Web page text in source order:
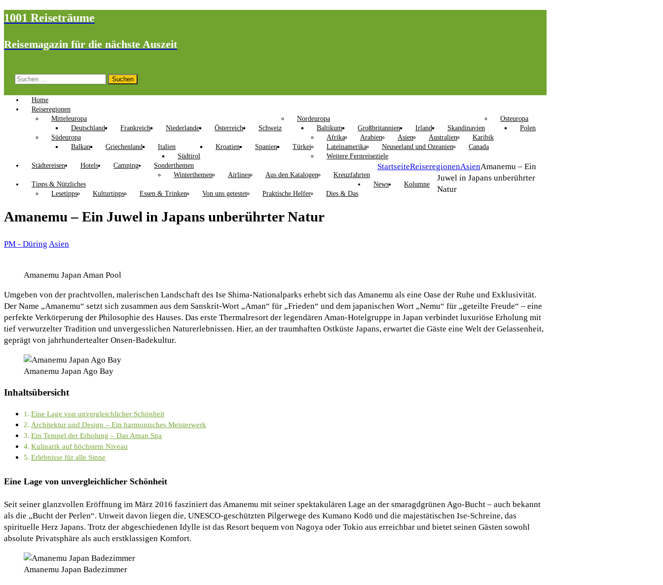
1001 Reiseträume
Reisemagazin für die nächste Auszeit
Suchen
Home
Reiseregionen
Mitteleuropa
Deutschland
Frankreich Niederlande Österreich Schweiz
Nordeuropa
Baltikum
Großbritannien Irland Skandinavien
Osteuropa
Polen
Südeuropa
Balkan
Griechenland
Italien
Südtirol
Kroatien Spanien Türkei
Afrika Arabien Asien Australien
Karibik
Lateinamerika
Neuseeland und Ozeanien
Canada
Weitere Fernreiseziele
Städtereisen
Hotels Camping
Sonderthemen
Winterthemen
Airlines Aus den Katalogen
Kreuzfahrten
Tipps & Nützliches
Lesetipps
Kulturtipps Essen & Trinken Von uns getestet Praktische Helfer Dies & Das
News Kolumne
StartseiteReiseregionenAsienAmanemu – Ein
Juwel in Japans unberührter
Natur
Amanemu – Ein Juwel in Japans unberührter Natur
PM - Düring Asien
Amanemu Japan Aman Pool
Umgeben von der prachtvollen, malerischen Landschaft des Ise Shima-Nationalparks erhebt sich das Amanemu als eine Oase der Ruhe und Exklusivität.
Der Name „Amanemu“ setzt sich zusammen aus dem Sanskrit-Wort „Aman“ für „Frieden“ und dem japanischen Wort „Nemu“ für „geteilte Freude“ – eine
perfekte Verkörperung der Philosophie des Hauses. Das erste Thermalresort der legendären Aman-Hotelgruppe in Japan verbindet luxuriöse Erholung mit
tief verwurzelter Tradition und unvergesslichen Naturerlebnissen. Hier, an der traumhaften Ostküste Japans, erwartet die Gäste eine Welt der Gelassenheit,
geprägt von jahrhundertealter Onsen-Badekultur.
Amanemu Japan Ago Bay
Inhaltsübersicht
Eine Lage von unvergleichlicher Schönheit
Architektur und Design – Ein harmonisches Meisterwerk
Ein Tempel der Erholung – Das Aman Spa
Kulinarik auf höchstem Niveau
Erlebnisse für alle Sinne
Eine Lage von unvergleichlicher Schönheit
Seit seiner glanzvollen Eröffnung im März 2016 fasziniert das Amanemu mit seiner spektakulären Lage an der smaragdgrünen Ago-Bucht – auch bekannt
als die „Bucht der Perlen“. Unweit davon liegen die, UNESCO-geschützten Pilgerwege des Kumano Kodō und die majestätischen Ise-Schreine, das
spirituelle Herz Japans. Trotz der abgeschiedenen Idylle ist das Resort bequem von Nagoya oder Tokio aus erreichbar und bietet seinen Gästen sowohl
absolute Privatsphäre als auch erstklassigen Komfort.
Amanemu Japan Badezimmer